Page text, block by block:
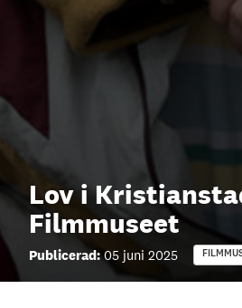
Lov i
Filmmuseet
Publicerad: 05 juni 2025